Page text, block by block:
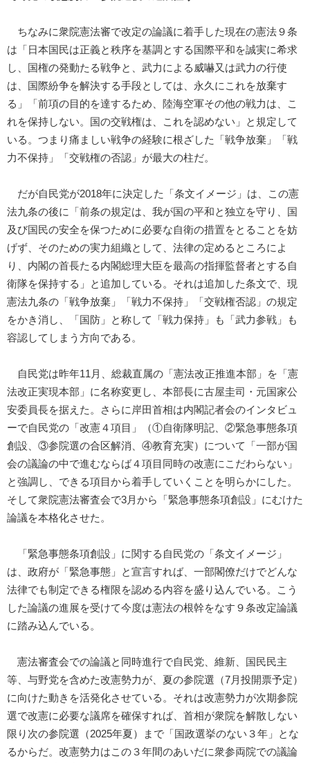
ちなみに衆院憲法審で改定の論議に着手した現在の憲法９条
は「日本国民は正義と秩序を基調とする国際平和を誠実に希求
し、国権の発動たる戦争と、武力による威嚇又は武力の行使
は、国際紛争を解決する手段としては、永久にこれを放棄す
る」「前項の目的を達するため、陸海空軍その他の戦力は、こ
れを保持しない。国の交戦権は、これを認めない」と規定して
いる。つまり痛ましい戦争の経験に根ざした「戦争放棄」「戦
力不保持」「交戦権の否認」が最大の柱だ。
だが自民党が2018年に決定した「条文イメージ」は、この憲
法九条の後に「前条の規定は、我が国の平和と独立を守り、国
及び国民の安全を保つために必要な自衛の措置をとることを妨
げず、そのための実力組織として、法律の定めるところによ
り、内閣の首長たる内閣総理大臣を最高の指揮監督者とする自
衛隊を保持する」と追加している。それは追加した条文で、現
憲法九条の「戦争放棄」「戦力不保持」「交戦権否認」の規定
をかき消し、「国防」と称して「戦力保持」も「武力参戦」も
容認してしまう方向である。
自民党は昨年11月、総裁直属の「憲法改正推進本部」を「憲
法改正実現本部」に名称変更し、本部長に古屋圭司・元国家公
安委員長を据えた。さらに岸田首相は内閣記者会のインタビュ
ーで自民党の「改憲４項目」（①自衛隊明記、②緊急事態条項
創設、③参院選の合区解消、④教育充実）について「一部が国
会の議論の中で進むならば４項目同時の改憲にこだわらない」
と強調し、できる項目から着手していくことを明らかにした。
そして衆院憲法審査会で3月から「緊急事態条項創設」にむけた
論議を本格化させた。
「緊急事態条項創設」に関する自民党の「条文イメージ」
は、政府が「緊急事態」と宣言すれば、一部閣僚だけでどんな
法律でも制定できる権限を認める内容を盛り込んでいる。こう
した論議の進展を受けて今度は憲法の根幹をなす９条改定論議
に踏み込んでいる。
憲法審査会での論議と同時進行で自民党、維新、国民民主
等、与野党を含めた改憲勢力が、夏の参院選（7月投開票予定）
に向けた動きを活発化させている。それは改憲勢力が次期参院
選で改憲に必要な議席を確保すれば、首相が衆院を解散しない
限り次の参院選（2025年夏）まで「国政選挙のない３年」とな
るからだ。改憲勢力はこの３年間のあいだに衆参両院での議論